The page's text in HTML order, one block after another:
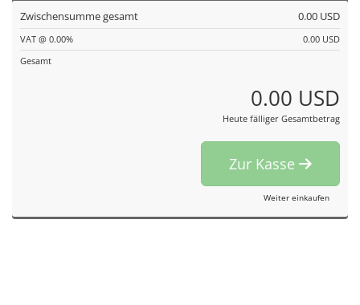
Zwischensumme gesamt 0.00 USD
VAT @ 0.00%
0.00 USD
Gesamt
0.00 USD
Heute fälliger Gesamtbetrag
Zur Kasse
Weiter einkaufen